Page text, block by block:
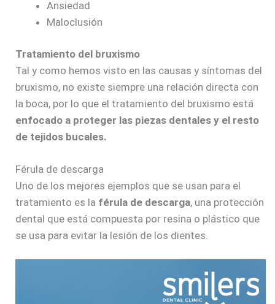
Ansiedad
Maloclusión
Tratamiento del bruxismo
Tal y como hemos visto en las causas y síntomas del
bruxismo, no existe siempre una relación directa con
la boca, por lo que el tratamiento del bruxismo está
enfocado a proteger las piezas dentales y el resto
de tejidos bucales.
Férula de descarga
Uno de los mejores ejemplos que se usan para el
tratamiento es la férula de descarga, una protección
dental que está compuesta por resina o plástico que
se usa para evitar la lesión de los dientes.